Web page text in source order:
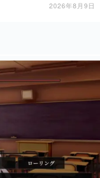
2026年8月9日